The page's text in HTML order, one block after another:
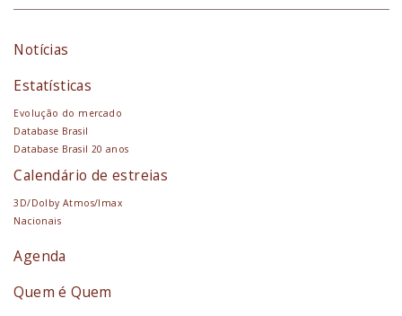
Notícias
Estatísticas
Evolução do mercado
Database Brasil
Database Brasil 20 anos
Calendário de estreias
3D/Dolby Atmos/Imax
Nacionais
Agenda
Quem é Quem